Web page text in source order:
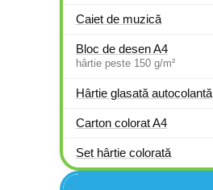
Caiet de muzică
Bloc de desen A4
hârtie peste 150 g/m²
Hârtie glasată autocolantă
Carton colorat A4
Set hârtie colorată